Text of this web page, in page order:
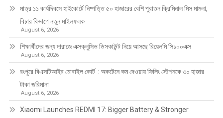
মাত্র ১১ কার্যদিবসে হাইকোর্টে নিষ্পত্তি ৫০ হাজারের বেশি পুরাতন ক্রিমিনাল মিস মামলা,
বিচার বিভাগে নতুন মাইলফলক
August 6, 2026
শিক্ষার্থীদের জন্য দারাজে এক্সক্লুসিভ ডিসকাউন্ট নিয়ে আসছে রিয়েলমি সি১০০এক্স
August 6, 2026
রংপুরে বিএসটিআইর মোবাইল কোর্ট : অকটেনে কম দেওয়ায় ফিলিং স্টেশনকে ৩০ হাজার
টাকা জরিমানা
August 6, 2026
Xiaomi Launches REDMI 17: Bigger Battery & Stronger